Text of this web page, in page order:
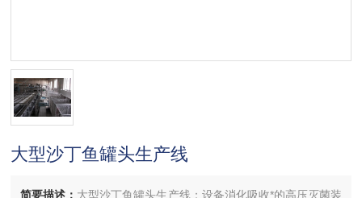
大型沙丁鱼罐头生产线
简要描述： 大型沙丁鱼罐头生产线：设备消化吸收*的高压灭菌装